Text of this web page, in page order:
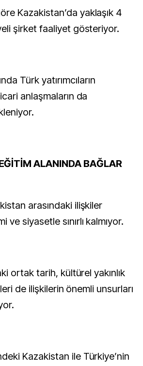
Kazakistan’da yaklaşık 4
şirket faaliyet gösteriyor.
Türk yatırımcıların
anlaşmaların da
ALANINDA BAĞLAR
arasındaki ilişkiler
ve siyasetle sınırlı kalmıyor.
ortak tarih, kültürel yakınlık
de ilişkilerin önemli unsurları
Kazakistan ile Türkiye’nin